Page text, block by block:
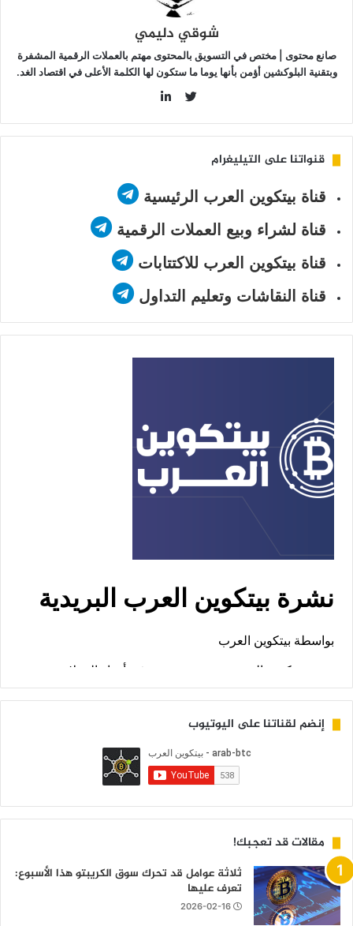
شوقي دليمي
صانع محتوى | مختص في التسويق بالمحتوى مهتم بالعملات الرقمية المشفرة
وبتقنية البلوكشين أؤمن بأنها يوما ما ستكون لها الكلمة الأعلى في اقتصاد الغد.
قنواتنا على التيليغرام
قناة بيتكوين العرب الرئيسية
قناة لشراء وبيع العملات الرقمية
قناة بيتكوين العرب للاكتتابات
قناة النقاشات وتعليم التداول
إنضم لقناتنا على اليوتيوب
مقالات قد تعجبك!
ثلاثة عوامل قد تحرك سوق الكريبتو هذا الأسبوع:
تعرف عليها
2026-02-16